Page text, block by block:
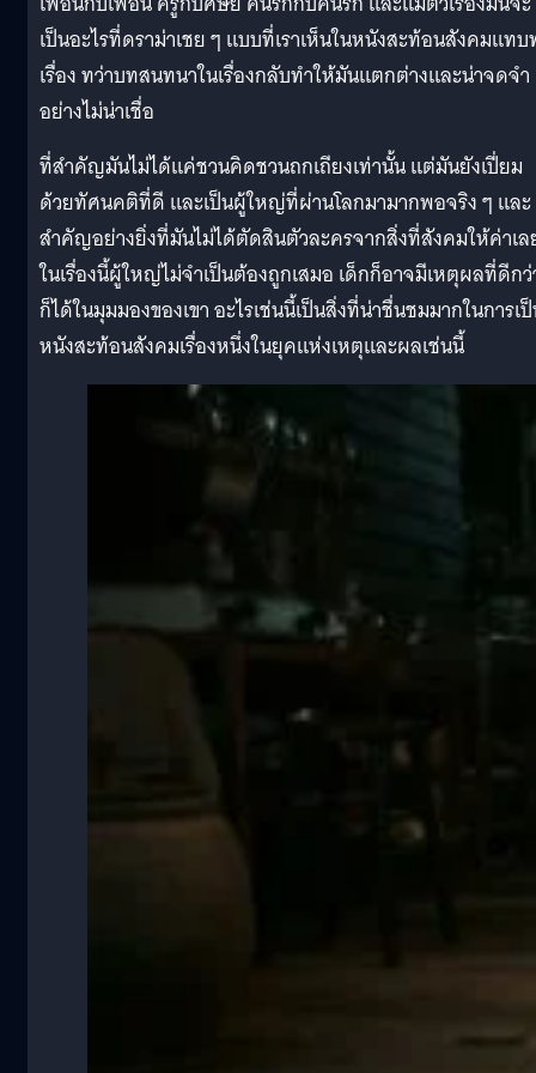
เป็นอะไรที่ดราม่าเชย ๆ แบบที่เราเห็นในหนังสะท้อนสังคมแท
เรื่อง ทว่าบทสนทนาในเรื่องกลับทำให้มันแตกต่างและน่าจดจำ
อย่างไม่น่าเชื่อ
ที่สำคัญมันไม่ได้แค่ชวนคิดชวนถกเถียงเท่านั้น แต่มันยังเปี่ยม
ด้วยทัศนคติที่ดี และเป็นผู้ใหญ่ที่ผ่านโลกมามากพอจริง ๆ และ
สำคัญอย่างยิ่งที่มันไม่ได้ตัดสินตัวละครจากสิ่งที่สังคมให้ค่าเ
ในเรื่องนี้ผู้ใหญ่ไม่จำเป็นต้องถูกเสมอ เด็กก็อาจมีเหตุผลที่ดีก
ก็ได้ในมุมมองของเขา อะไรเช่นนี้เป็นสิ่งที่น่าชื่นชมมากในการเ
หนังสะท้อนสังคมเรื่องหนึ่งในยุคแห่งเหตุและผลเช่นนี้